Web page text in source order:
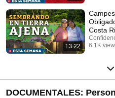
13:22
Costa
6.1K
DOCUMENTALES: